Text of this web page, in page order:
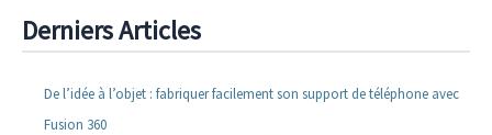
Derniers Articles
De l’idée à l’objet : fabriquer facilement son support de téléphone avec
Fusion 360